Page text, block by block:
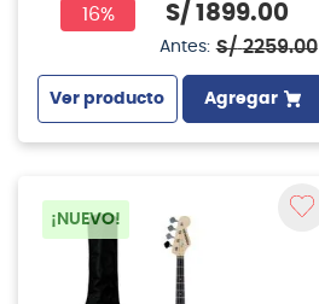
16% S/ 1899.00
Antes: S/ 2259.00
Ver producto Agregar
¡NUEVO!